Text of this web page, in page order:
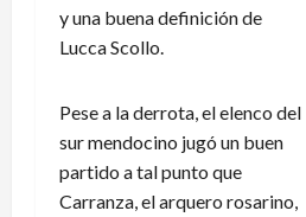
y una buena definición de
Lucca Scollo.
Pese a la derrota, el elenco del
sur mendocino jugó un buen
partido a tal punto que
Carranza, el arquero rosarino,